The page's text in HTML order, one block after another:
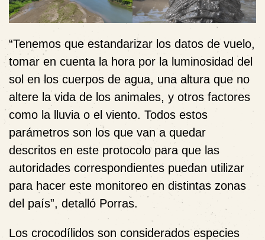
“Tenemos que estandarizar los datos de vuelo,
tomar en cuenta la hora por la luminosidad del
sol en los cuerpos de agua, una altura que no
altere la vida de los animales, y otros factores
como la lluvia o el viento. Todos estos
parámetros son los que van a quedar
descritos en este protocolo para que las
autoridades correspondientes puedan utilizar
para hacer este monitoreo en distintas zonas
del país”, detalló Porras.
Los crocodílidos son considerados especies